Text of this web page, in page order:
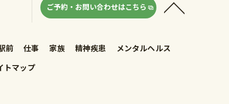
ご予約・お問い合わせはこちら
前 仕事 家族 精神疾患
メンタルヘルス
トマップ